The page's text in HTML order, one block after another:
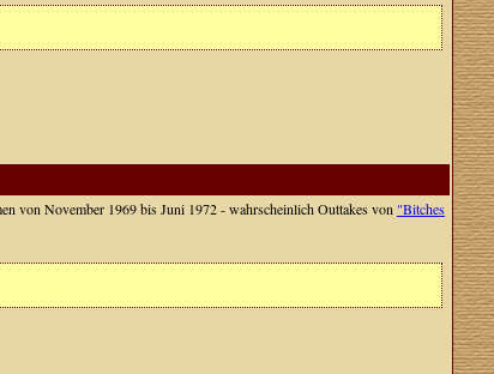
von November 1969 bis Juni 1972 - wahrscheinlich Outtakes von "Bitches